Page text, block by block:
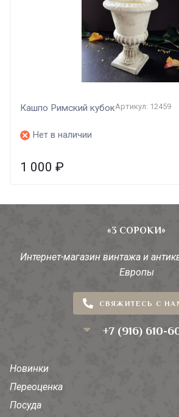
Кашпо Римский кубокАртикул: 12459
Нет в наличии
1 000 ₽
«3 СОРОКИ»
Интернет-магазин винтажа и
Европы
СВЯЖИТЕСЬ С
+7 (916) 610-
Новинки
Переоценка
Посуда